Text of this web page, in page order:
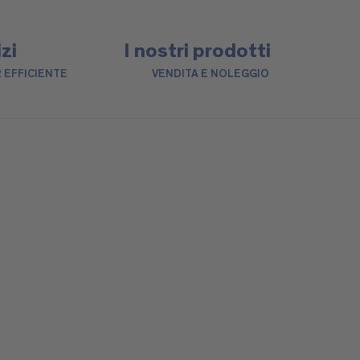
EFFICIENTE
I nostri prodotti
VENDITA E NOLEGGIO